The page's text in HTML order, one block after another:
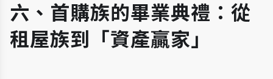
六、首購族的畢業典禮：從
租屋族到「資產贏家」